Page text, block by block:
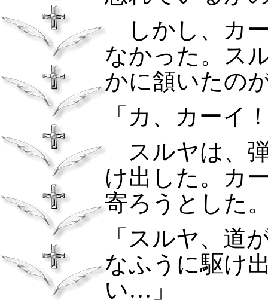
しかし、カ
なかった。ス
かに頷いたの
「カ、カーイ
スルヤは、
け出した。カ
寄ろうとした
「スルヤ、道
なふうに駆け
い…」